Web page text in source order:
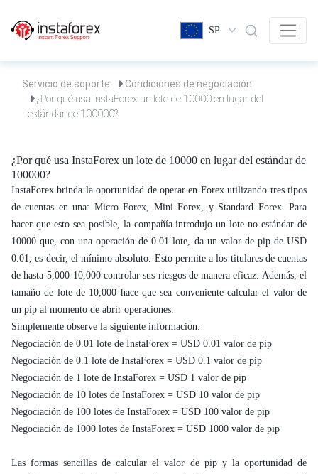
SP
Servicio de soporte
Condiciones de negociación
¿Por qué usa InstaForex un lote de 10000 en lugar del
estándar de 100000?
¿Por qué usa InstaForex un lote de 10000 en lugar del estándar de
100000?
InstaForex brinda la oportunidad de operar en Forex utilizando tres tipos
de cuentas en una: Micro Forex, Mini Forex, y Standard Forex. Para
hacer que esto sea posible, la compañía introdujo un lote no estándar de
10000 que, con una operación de 0.01 lote, da un valor de pip de USD
0.01, es decir, el mínimo absoluto. Esto permite a los titulares de cuentas
de hasta 5,000-10,000 controlar sus riesgos de manera eficaz. Además, el
tamaño de lote de 10,000 hace que sea conveniente calcular el valor de
un pip al momento de abrir operaciones.
Simplemente observe la siguiente información:
Negociación de 0.01 lote de InstaForex = USD 0.01 valor de pip
Negociación de 0.1 lote de InstaForex = USD 0.1 valor de pip
Negociación de 1 lote de InstaForex = USD 1 valor de pip
Negociación de 10 lotes de InstaForex = USD 10 valor de pip
Negociación de 100 lotes de InstaForex = USD 100 valor de pip
Negociación de 1000 lotes de InstaForex = USD 1000 valor de pip
Las formas sencillas de calcular el valor de pip y la oportunidad de